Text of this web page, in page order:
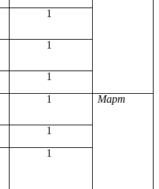
1
1
1
1 Март
1
1